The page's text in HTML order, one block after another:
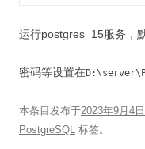
运行postgres_15服务，
密码等设置在
本条目发布于2023年9月4日
PostgreSQL 标签。